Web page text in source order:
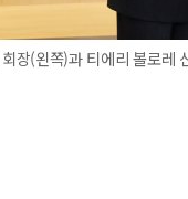
장(왼쪽)과 티에리 볼로레